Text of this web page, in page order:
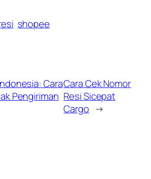
shopee
Cara
Pengiriman
Cara Cek Nomor
Resi Sicepat
Cargo →